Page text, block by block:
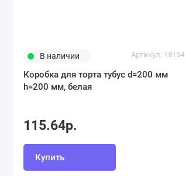
В наличии Артикул: 18154
Коробка для торта тубус d=200 мм
h=200 мм, белая
115.64р.
Купить